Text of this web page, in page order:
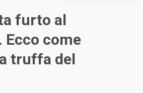
furto al
come
truffa del